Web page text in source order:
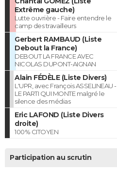
Extrême gauche)
Lutte ouvrière - Faire entendre le
camp des travailleurs
Gerbert RAMBAUD (Liste
Debout la France)
DEBOUT LA FRANCE AVEC
NICOLAS DUPONT-AIGNAN
Alain FÉDÈLE (Liste Divers)
L'UPR, avec François ASSELINEAU -
LE PARTI QUI MONTE malgré le
silence des médias
Eric LAFOND (Liste Divers
droite)
100% CITOYEN
Participation au scrutin